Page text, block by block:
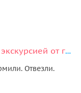
Трансфер по-бакински: с путевой экскурсией от гида-водителя (из/в аэропорт)
Отвезли.